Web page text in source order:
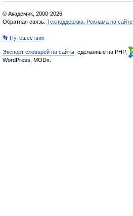
© Академик, 2000-2026
Обратная связь: Техподдержка Реклама на сайте
👣 Путешествия
Экспорт словарей на сайты , сделанные на PHP,
WordPress, MODx.